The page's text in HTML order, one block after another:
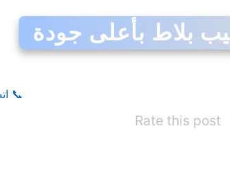
بلاط بأعلى جودة
📞
Rate this post